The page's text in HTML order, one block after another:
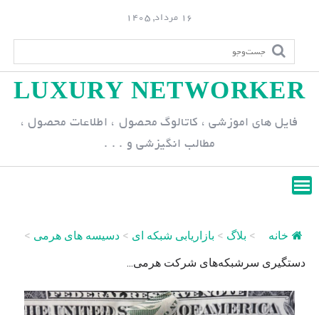
p
n
16 مرداد, 1405
LUXURY NETWORKER
فایل های اموزشی ، کاتالوگ محصول ، اطلاعات محصول ،
مطالب انگیزشی و . . .
خانه > بلاگ > بازاریابی شبکه ای > دسیسه های هرمی >
دستگیری سرشبکه‌های شرکت هرمی...